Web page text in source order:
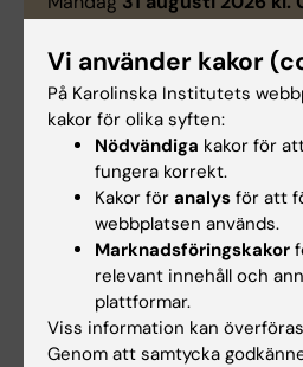
Examination
Rest-tillfälle (VT26)13
Skriftlig tentamen (HT26)4
Rest-tillfälle (HT26)mars
Kontaktuppgifter
Vi använder kakor
På Karolinska Institutets
kakor för olika syften:
Nödvändiga kakor för
fungera korrekt.
Kakor för analys för att
webbplatsen används.
Marknadsföringskakor
relevant innehåll och
plattformar.
Viss information kan
Genom att samtycka